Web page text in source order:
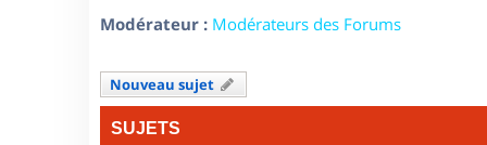
Modérateur : Modérateurs des Forums
Nouveau sujet
SUJETS